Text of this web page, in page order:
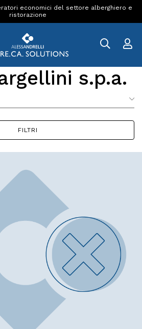
economici del settore alberghiero e
ristorazione
s.p.a.
FILTRI